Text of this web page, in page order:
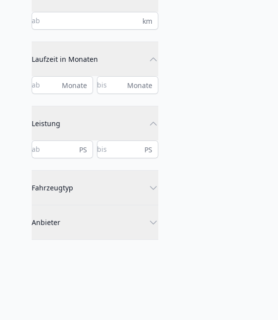
km
Laufzeit in Monaten
Monate Monate
Leistung
PS PS
Fahrzeugtyp
Anbieter